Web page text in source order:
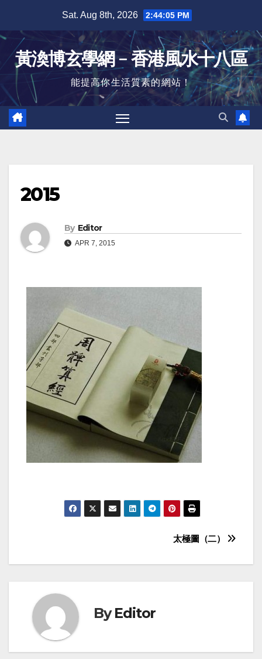
content
Sat. Aug 8th, 2026 2:44:05 PM
黃渙博玄學網﹣香港風水十八區
能提高你生活質素的網站！
2015
By Editor
APR 7, 2015
navigation
太極圖（二）
ByEditor